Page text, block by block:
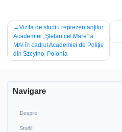
Post
navigation
Vizita de studiu reprezentanţilor
Academiei „Ştefan cel Mare” a
MAI în cadrul Academiei de Poliţie
din Szcytno, Polonia
Navigare
Despre
Studii